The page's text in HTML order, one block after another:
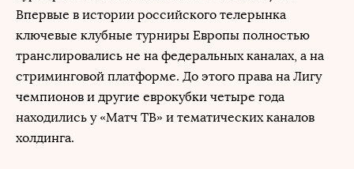
Впервые в истории российского телерынка
ключевые клубные турниры Европы полностью
транслировались не на федеральных каналах, а на
стриминговой платформе. До этого права на Лигу
чемпионов и другие еврокубки четыре года
находились у «Матч ТВ» и тематических каналов
холдинга.